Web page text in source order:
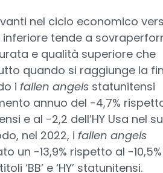
nel ciclo economico
tende a
e qualità superiore che
quando si raggiunge la
i fallen angelsstatunitensi
annuo del -4,7%
e al -2,2 dell’HY Usa nel
nel 2022, i fallen angels
un -13,9% rispetto al -
‘BB’ e ‘HY’ statunitensi.